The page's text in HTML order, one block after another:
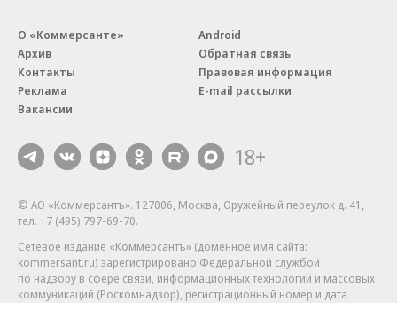
О «Коммерсанте»
Архив
Контакты
Реклама
Вакансии
Android
Обратная связь
Правовая информация
E-mail рассылки
18+
© АО «Коммерсантъ». 127006, Москва, Оружейный переулок д. 41,
тел. +7 (495) 797-69-70.
Сетевое издание «Коммерсантъ» (доменное имя сайта:
kommersant.ru) зарегистрировано Федеральной службой
по надзору в сфере связи, информационных технологий и массовых
коммуникаций (Роскомнадзор), регистрационный номер и дата